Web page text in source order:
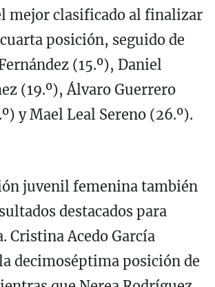
mejor clasificado al finalizar
posición, seguido de
(15.º), Daniel
(19.º), Álvaro Guerrero
y Mael Leal Sereno (26.º).
juvenil femenina también
destacados para
Cristina Acedo García
decimoséptima posición de